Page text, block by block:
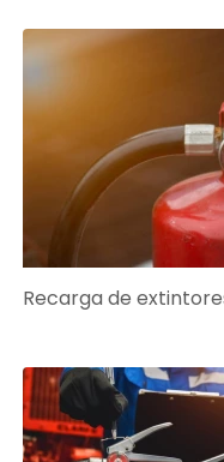
Recarga de